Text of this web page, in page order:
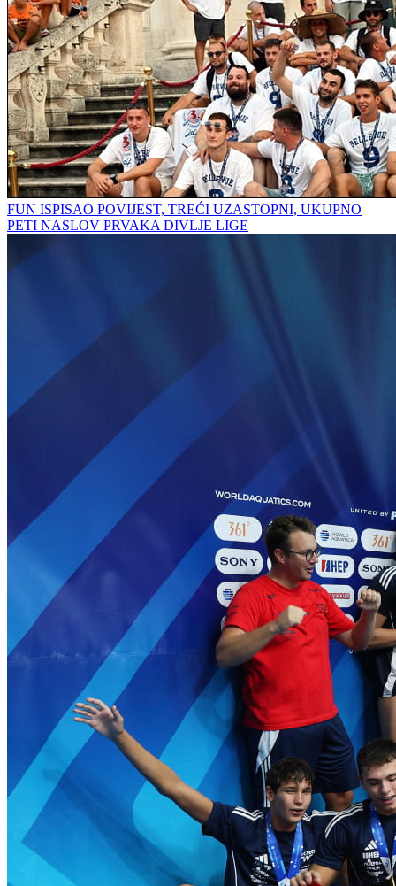
FUN ISPISAO POVIJEST, TREĆI UZASTOPNI, UKUPNO
PETI NASLOV PRVAKA DIVLJE LIGE